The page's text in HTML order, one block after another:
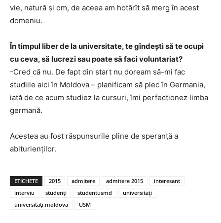
vie, natură și om, de aceea am hotărît să merg în acest
domeniu.
În timpul liber de la universitate, te gîndești să te ocupi
cu ceva, să lucrezi sau poate să faci voluntariat?
-Cred că nu. De fapt din start nu doream să-mi fac
studiile aici în Moldova – planificam să plec în Germania,
iată de ce acum studiez la cursuri, îmi perfecționez limba
germană.
Acestea au fost răspunsurile pline de speranță a
abiturienților.
ETICHETE 2015 admitere admitere 2015
interesant
interviu
studenți studentusmd
universitați
universitați moldova
USM